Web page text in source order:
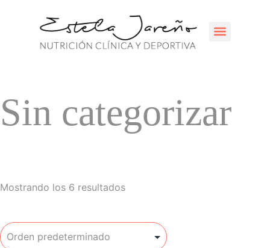
Sin categorizar
Mostrando los 6 resultados